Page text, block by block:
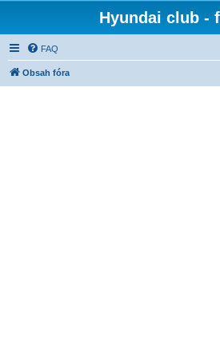
Hyundai club -
FAQ
Obsah fóra